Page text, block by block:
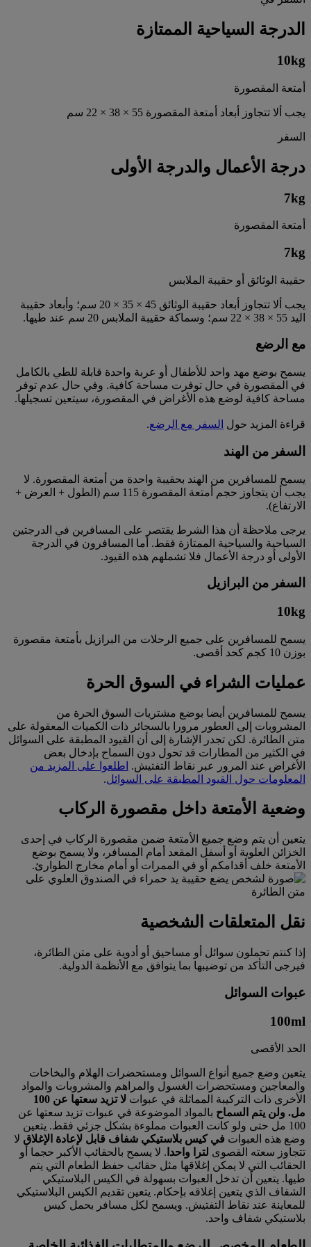
الدرجة السياحية الممتازة
10kg
أمتعة المقصورة
يجب ألا تتجاوز أبعاد أمتعة المقصورة 55 × 38 × 22 سم
السفر
درجة الأعمال والدرجة الأولى
7kg
أمتعة المقصورة
7kg
حقيبة الوثائق أو حقيبة الملابس
يجب ألا تتجاوز أبعاد حقيبة الوثائق 45 × 35 × 20 سم؛ وأبعاد حقيبة
اليد 55 × 38 × 22 سم؛ وسماكة حقيبة الملابس 20 سم عند طيها.
مع الرضع
يسمح بوضع مهد واحد للأطفال أو عربة واحدة قابلة للطي بالكامل
في المقصورة في حال توفرت مساحة كافية. وفي حال عدم توفر
مساحة كافية لوضع هذه الأغراض في المقصورة، سيتعين تسجيلها.
قراءة المزيد حول السفر مع الرضع.
السفر من الهند
يسمح للمسافرين من الهند بحقيبة واحدة من أمتعة المقصورة. لا
يجب أن يتجاوز حجم أمتعة المقصورة 115 سم (الطول + العرض +
الارتفاع).
يرجى ملاحظة أن هذا الشرط يقتصر على المسافرين في الدرجتين
السياحية والسياحية الممتازة فقط. أما المسافرون في الدرجة
الأولى أو درجة الأعمال فلا تشملهم هذه القيود.
السفر من البرازيل
10kg
يسمح للمسافرين على جميع الرحلات من البرازيل بأمتعة مقصورة
بوزن 10 كجم كحد أقصى.
عمليات الشراء في السوق الحرة
يسمح للمسافرين أيضا بوضع مشتريات السوق الحرة من
المشروبات إلى العطور مرورا بالسجائر ذات الكميات المعقولة على
متن الطائرة. لكن تجدر الإشارة إلى أن القيود المطبقة على السوائل
في الكثير من المطارات قد تحول دون السماح بإدخال بعض
الأغراض عند المرور عبر نقاط التفتيش. اطلعوا على المزيد من
المعلومات حول القيود المطبقة على السوائل.
وضعية الأمتعة داخل مقصورة الركاب
يتعين أن يتم وضع جميع الأمتعة ضمن مقصورة الركاب في إحدى
الخزائن العلوية أو أسفل المقعد أمام المسافر، ولا يسمح بوضع
الأمتعة خلف أقدامكم أو في الممرات أو أمام مخارج الطوارئ.
نقل المتعلقات الشخصية
إذا كنتم تحملون سوائل أو مساحيق أو أدوية على متن الطائرة،
فيرجى التأكد من توضيبها بما يتوافق مع الأنظمة الدولية.
عبوات السوائل
100ml
الحد الأقصى
يتعين وضع جميع أنواع السوائل ومستحضرات الهلام والبخاخات
والمعاجين ومستحضرات الغسول والمراهم والمشروبات والمواد
الأخرى ذات التركيبة المماثلة في عبوات
لا تزيد سعتها عن 100
مل. ولن يتم السماح بالمواد الموضوعة في عبوات تزيد سعتها عن
100 مل حتى ولو كانت العبوات مملوءة بشكل جزئي فقط. يتعين
وضع هذه العبوات في كيس بلاستيكي شفاف قابل لإعادة الإغلاق لا
تتجاوز سعته القصوى لترا واحدا . لا يسمح بالحقائب الأكبر حجما أو
الحقائب التي لا يمكن إغلاقها مثل حقائب حفظ الطعام التي يتم
طيها. يتعين أن تدخل العبوات بسهولة في الكيس البلاستيكي
الشفاف الذي يتعين إغلاقه بإحكام. يتعين تقديم الكيس البلاستيكي
للمعاينة عند نقاط التفتيش. ويسمح لكل مسافر بحمل كيس
بلاستيكي شفاف واحد.